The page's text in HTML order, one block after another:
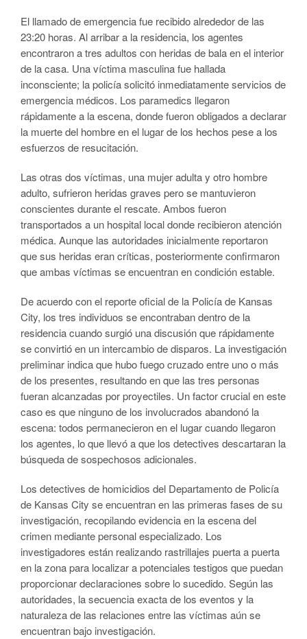
El llamado de emergencia fue recibido alrededor de las
23:20 horas. Al arribar a la residencia, los agentes
encontraron a tres adultos con heridas de bala en el interior
de la casa. Una víctima masculina fue hallada
inconsciente; la policía solicitó inmediatamente servicios de
emergencia médicos. Los paramedics llegaron
rápidamente a la escena, donde fueron obligados a declarar
la muerte del hombre en el lugar de los hechos pese a los
esfuerzos de resucitación.
Las otras dos víctimas, una mujer adulta y otro hombre
adulto, sufrieron heridas graves pero se mantuvieron
conscientes durante el rescate. Ambos fueron
transportados a un hospital local donde recibieron atención
médica. Aunque las autoridades inicialmente reportaron
que sus heridas eran críticas, posteriormente confirmaron
que ambas víctimas se encuentran en condición estable.
De acuerdo con el reporte oficial de la Policía de Kansas
City, los tres individuos se encontraban dentro de la
residencia cuando surgió una discusión que rápidamente
se convirtió en un intercambio de disparos. La investigación
preliminar indica que hubo fuego cruzado entre uno o más
de los presentes, resultando en que las tres personas
fueran alcanzadas por proyectiles. Un factor crucial en este
caso es que ninguno de los involucrados abandonó la
escena: todos permanecieron en el lugar cuando llegaron
los agentes, lo que llevó a que los detectives descartaran la
búsqueda de sospechosos adicionales.
Los detectives de homicidios del Departamento de Policía
de Kansas City se encuentran en las primeras fases de su
investigación, recopilando evidencia en la escena del
crimen mediante personal especializado. Los
investigadores están realizando rastrillajes puerta a puerta
en la zona para localizar a potenciales testigos que puedan
proporcionar declaraciones sobre lo sucedido. Según las
autoridades, la secuencia exacta de los eventos y la
naturaleza de las relaciones entre las víctimas aún se
encuentran bajo investigación.